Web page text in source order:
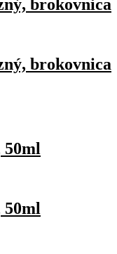
brokovnica
brokovnica
50ml
50ml